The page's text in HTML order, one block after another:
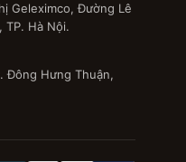
Geleximco, Đường Lê
TP. Hà Nội.
Đông Hưng Thuận,